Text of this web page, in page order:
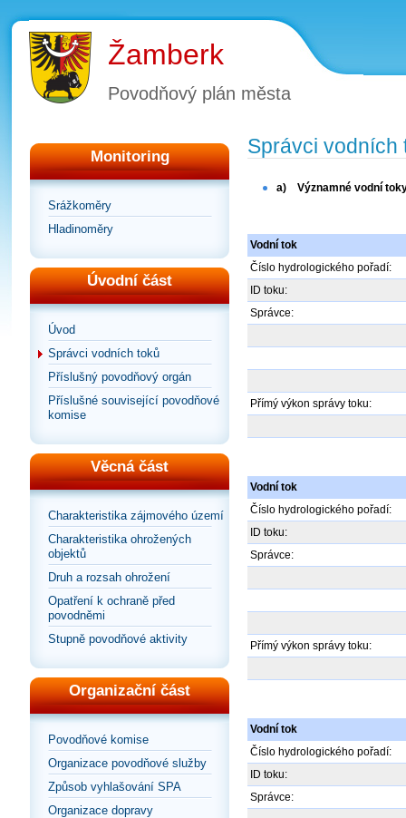
Žamberk
Povodňový plán města
Monitoring
Srážkoměry
Hladinoměry
Úvodní část
Úvod
Správci vodních toků
Příslušný povodňový orgán
Příslušné související povodňové
komise
Věcná část
Charakteristika zájmového území
Charakteristika ohrožených
objektů
Druh a rozsah ohrožení
Opatření k ochraně před
povodněmi
Stupně povodňové aktivity
Organizační část
Povodňové komise
Organizace povodňové služby
Způsob vyhlašování SPA
Organizace dopravy
Správci vodních
a) Významné vodní
Vodní tok
Číslo hydrologického pořadí:
ID toku:
Správce:
Přímý výkon správy toku:
Vodní tok
Číslo hydrologického pořadí:
ID toku:
Správce:
Přímý výkon správy toku:
Vodní tok
Číslo hydrologického pořadí:
ID toku:
Správce: